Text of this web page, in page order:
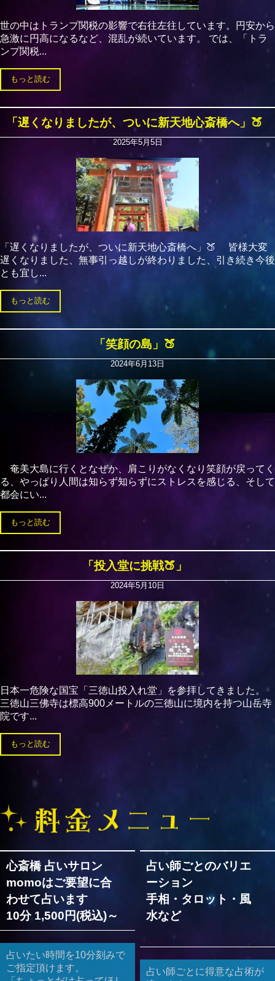
世の中はトランプ関税の影響で右往左往しています。円安から
急激に円高になるなど、混乱が続いています。 では、「トラ
ンプ関税...
もっと読む
「遅くなりましたが、ついに新天地心斎橋へ」🍑
2025年5月5日
「遅くなりましたが、ついに新天地心斎橋へ」🍑 皆様大変
遅くなりました、無事引っ越しが終わりました、引き続き今後
とも宜し...
もっと読む
「笑顔の島」🍑
2024年6月13日
奄美大島に行くとなぜか、肩こりがなくなり笑顔が戻ってく
る、やっぱり人間は知らず知らずにストレスを感じる、そして
都会にい...
もっと読む
「投入堂に挑戦🍑」
2024年5月10日
日本一危険な国宝「三徳山投入れ堂」を参拝してきました。
三徳山三佛寺は標高900メートルの三徳山に境内を持つ山岳寺
院です...
もっと読む
心斎橋 占いサロン
momoはご要望に合
わせて占います
10分 1,500円(税込)～
占いたい時間を10分刻みで
ご指定頂けます。
占い師ごとのバリエ
ーション
手相・タロット・風
水など
占い師ごとに得意な占術が